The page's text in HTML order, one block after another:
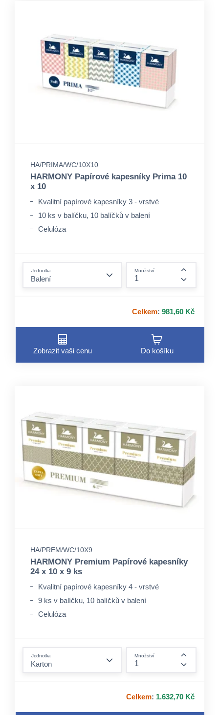
HA/PRIMA/WC/10X10
HARMONY Papírové kapesníky Prima 10
x 10
Kvalitní papírové kapesníky 3 - vrstvé
10 ks v balíčku, 10 balíčků v balení
Celulóza
Jednotka Množství
Celkem: 981,60 Kč
Zobrazit vaši cenu Do košíku
HA/PREM/WC/10X9
HARMONY Premium Papírové kapesníky
24 x 10 x 9 ks
Kvalitní papírové kapesníky 4 - vrstvé
9 ks v balíčku, 10 balíčků v balení
Celulóza
Jednotka Množství
Celkem: 1.632,70 Kč